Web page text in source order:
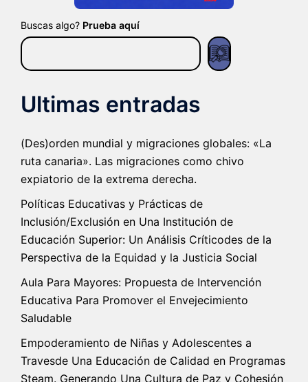
Buscas algo? Prueba aquí
Ultimas entradas
(Des)orden mundial y migraciones globales: «La
ruta canaria». Las migraciones como chivo
expiatorio de la extrema derecha.
Políticas Educativas y Prácticas de
Inclusión/Exclusión en Una Institución de
Educación Superior: Un Análisis Críticodes de la
Perspectiva de la Equidad y la Justicia Social
Aula Para Mayores: Propuesta de Intervención
Educativa Para Promover el Envejecimiento
Saludable
Empoderamiento de Niñas y Adolescentes a
Travesde Una Educación de Calidad en Programas
Steam. Generando Una Cultura de Paz y Cohesión